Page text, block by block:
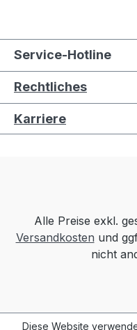
Service-Hotline
Rechtliches
Karriere
Alle Preise exkl.
Versandkosten und
nicht
Diese Website